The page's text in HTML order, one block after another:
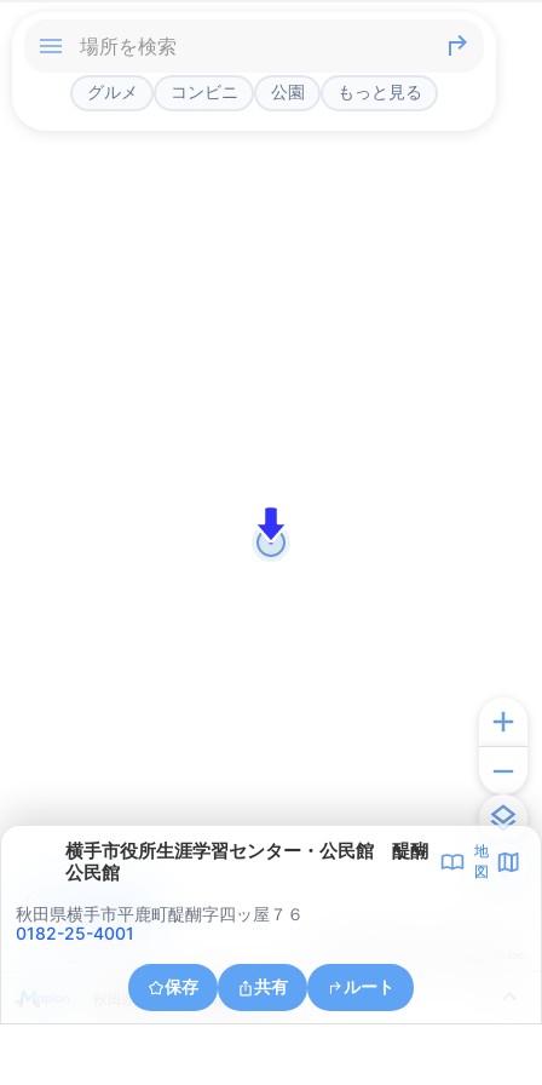
グルメ コンビニ 公園 もっと見る
横手市役所生涯学習センター・公民館 醍醐
公民館
地
図
秋田県横手市平鹿町醍醐字四ッ屋７６
0182-25-4001
保存 共有 ルート
秋田県横手市平鹿町醍醐亀井沢
アプリで見る